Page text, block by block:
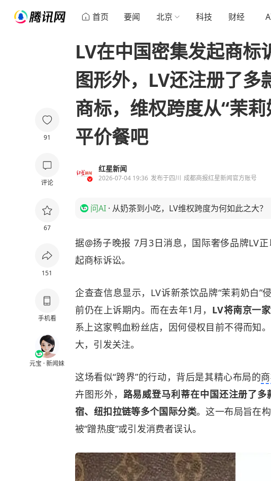
首页 要闻 北京 科技 财经
91
评论
67
151
手机看
元宝 · 新闻妹
LV在中国密集发起商标
图形外，LV还注册了多
商标，维权跨度从“茉莉
平价餐吧
红星新闻
2026-07-04 19:36 发布于四川 成都商报红星新闻官方账号
问AI · 从奶茶到小吃，LV维权跨度为何如此之大？
据@扬子晚报 7月3日消息，国际奢侈品牌LV
起商标诉讼。
企查查信息显示，LV诉新茶饮品牌“茉莉奶白”
前仍在上诉期内。而在去年1月， LV将南京一
系上这家鸭血粉丝店，因何侵权目前不得而知
大，引发关注。
这场看似“跨界”的行动，背后是其精心布局的
卉图形外， 路易威登马利蒂在中国还注册了
宿、纽扣拉链等多个国际分类。这一布局旨在
被“蹭热度”或引发消费者误认。